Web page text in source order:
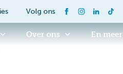
Volg ons
Over ons En meer